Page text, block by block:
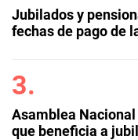
Jubilados y
fechas de pago de
Asamblea
que beneficia a